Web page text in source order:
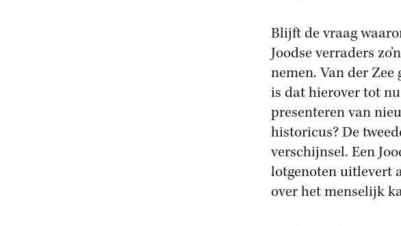
Blijft de vraag
Joodse verraders
nemen. Van der Zee
is dat hierover tot
presenteren van
historicus? De
verschijnsel. Een
lotgenoten uitlevert
over het menselijk